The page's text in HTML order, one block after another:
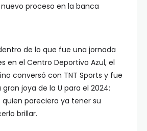
proceso en la banca
de lo que fue una jornada
en el Centro Deportivo Azul, el
conversó con TNT Sports y fue
joya de la U para el 2024:
quien pareciera ya tener su
brillar.